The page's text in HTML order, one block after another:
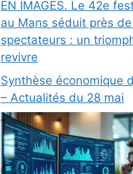
EN IMAGES. Le 42e
au Mans séduit près
spectateurs : un
revivre
Synthèse économique
– Actualités du 28 mai